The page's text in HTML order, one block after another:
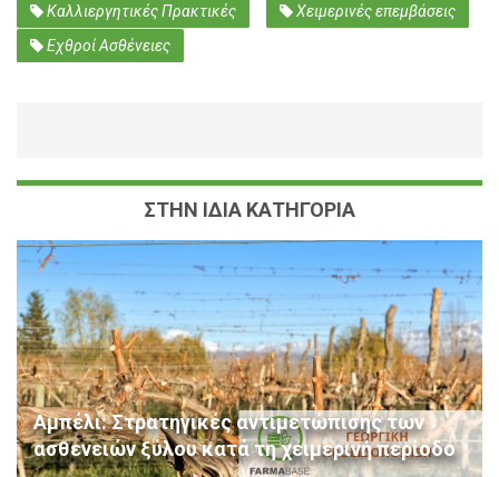
Καλλιεργητικές Πρακτικές
Χειμερινές επεμβάσεις
Εχθροί Ασθένειες
ΣΤΗΝ ΙΔΙΑ ΚΑΤΗΓΟΡΙΑ
Αμπέλι: Στρατηγικές αντιμετώπισης των
ασθενειών ξύλου κατά τη χειμερινή περίοδο